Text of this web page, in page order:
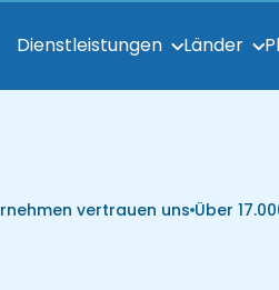
Dienstleistungen Länder
vertrauen uns Über